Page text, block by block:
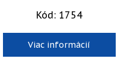
Kód: 1754
Viac informácií